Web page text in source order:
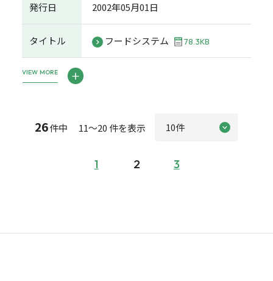
発行日 2002年05月01日
タイトル フードシステム 78.3KB
VIEW MORE
26件中 11～20 件を表示
1 2 3